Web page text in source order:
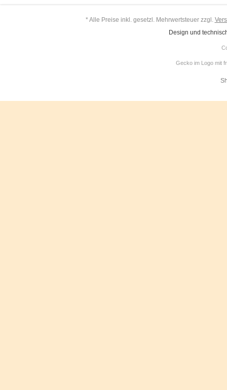
* Alle Preise inkl. gesetzl. Mehrwertsteuer zzgl.
Design und
Gecko im Logo mit